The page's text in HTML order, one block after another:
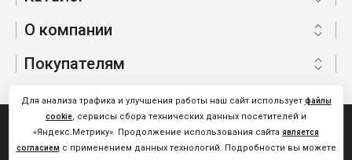
О компании
Покупателям
Nistone.Ru © 2026
Карта сайта
Для анализа трафика и улучшения работы наш сайт использует файлы
cookie, сервисы сбора технических данных посетителей и
«Яндекс.Метрику». Продолжение использования сайта является
согласием с применением данных технологий. Подробности вы можете